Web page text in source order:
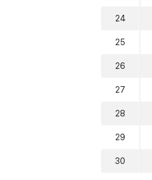
24
25
26
27
28
29
30